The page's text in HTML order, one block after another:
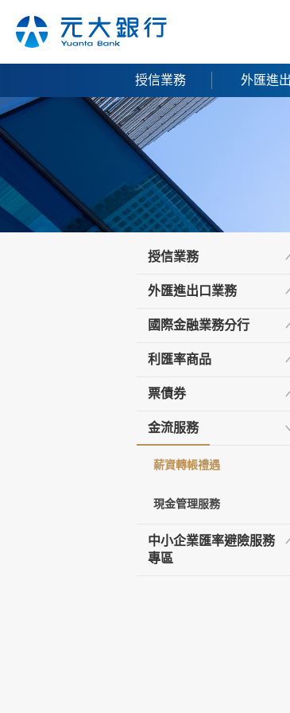
授信業務 外匯進
授信業務
外匯進出口業務
國際金融業務分行
利匯率商品
票債券
金流服務
薪資轉帳禮遇
現金管理服務
中小企業匯率避險服務
專區